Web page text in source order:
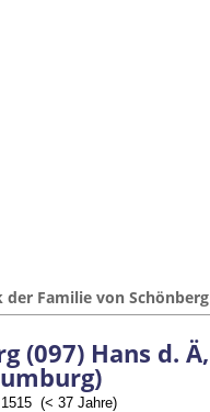
der Familie von Schönberg
(097) Hans d. Ä,
(< 37 Jahre)